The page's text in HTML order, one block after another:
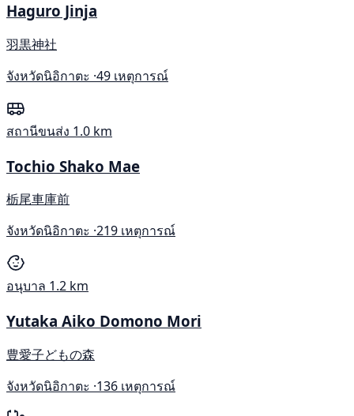
Haguro Jinja
羽黒神社
จังหวัดนิอิกาตะ ·49 เหตุการณ์
สถานีขนส่ง 1.0 km
Tochio Shako Mae
栃尾車庫前
จังหวัดนิอิกาตะ ·219 เหตุการณ์
อนุบาล 1.2 km
Yutaka Aiko Domono Mori
豊愛子どもの森
จังหวัดนิอิกาตะ ·136 เหตุการณ์